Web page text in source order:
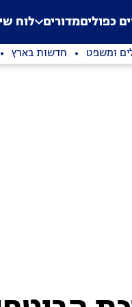
Application error: a
. כפוליםמדורים לוח
ומשפט חדשות בארץ